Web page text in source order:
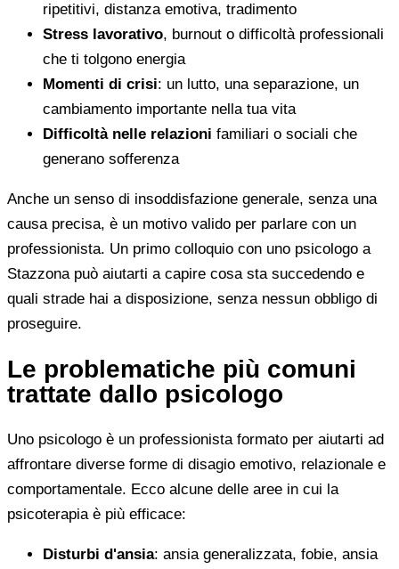
ripetitivi, distanza emotiva, tradimento
Stress lavorativo, burnout o difficoltà professionali
che ti tolgono energia
Momenti di crisi: un lutto, una separazione, un
cambiamento importante nella tua vita
Difficoltà nelle relazioni familiari o sociali che
generano sofferenza
Anche un senso di insoddisfazione generale, senza una
causa precisa, è un motivo valido per parlare con un
professionista. Un primo colloquio con uno psicologo a
Stazzona può aiutarti a capire cosa sta succedendo e
quali strade hai a disposizione, senza nessun obbligo di
proseguire.
Le problematiche più comuni
trattate dallo psicologo
Uno psicologo è un professionista formato per aiutarti ad
affrontare diverse forme di disagio emotivo, relazionale e
comportamentale. Ecco alcune delle aree in cui la
psicoterapia è più efficace:
Disturbi d'ansia: ansia generalizzata, fobie, ansia